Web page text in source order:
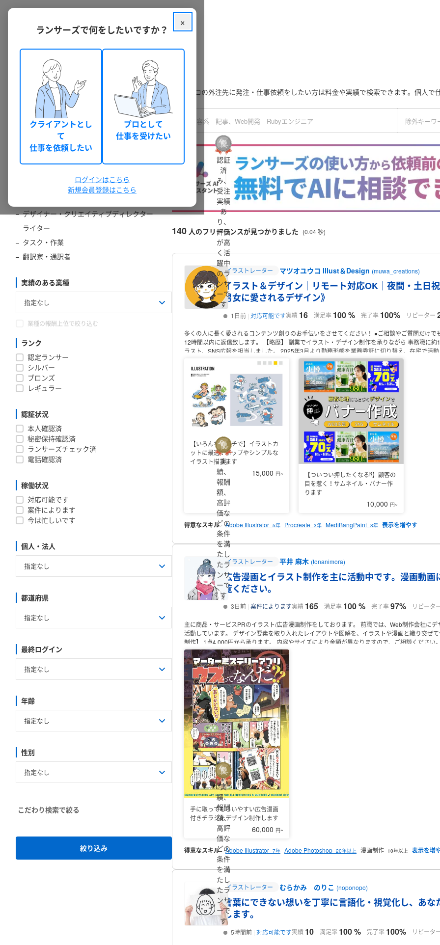
クラウドソーシング ランサーズ フリーランスを探す
ランサーズには、経験豊富なフリーランスが多数在籍。プロの外注先に発注・仕事依頼をしたい方は料金や実績で検索できます。個人で
すべての職種
マーケティング・営業・リサーチ・広報
動画制作・写真撮影・ナレーション
デザイナー・クリエイティブディレクター
ライター
タスク・作業
翻訳家・通訳者
実績のある業種
業種の報酬上位で絞り込む
ランク
認定ランサー
シルバー
ブロンズ
レギュラー
認証状況
本人確認済
秘密保持確認済
ランサーズチェック済
電話確認済
稼働状況
対応可能です
案件によります
今は忙しいです
個人・法人
都道府県
指定なし
岩手県 宮城県
群馬県 埼玉県
新潟県
富山県 石川県 福井県
愛知県
三重県
大阪府 兵庫県
島根県 岡山県 広島県
福岡県
佐賀県 長崎県 熊本県
最終ログイン
年齢
性別
こだわり検索
絞り込み
140 人のフリーランスが見つかりました (0.04 秒)
認証
済
み、
受注
実績
あ
り、
評価
が高
く活
躍中
のラ
ンサ
ーで
す
イラストレーター マツオユウコ Illust＆Design (muwa_creations)
イラスト＆デザイン｜リモート対応OK｜夜間・土日
男女に愛されるデザイン》
1日前 対応可能です実績 16 満足率 100 % 完了率 100% リピーター
多くの人に長く愛されるコンテンツ創りのお手伝いをさせてください！ ●ご相談やご質問だけで
12時間以内に返信致します。
【略歴】 副業でイラスト・デザイン制作を承りながら 事務職に約
ラスト、SNS広報を担当しました。
2025年3月より勤務形態を業務委託に切り替え、在宅で活動
＝＝＝＝＝＝＝＝＝＝＝＝＝＝＝＝＝＝＝＝＝＝＝＝＝＝＝＝＝＝＝＝＝＝＝＝
が描けます！
生活雑貨パッケージ / 情報誌の表紙 / 子ども向けコンテンツの挿絵 /
プー販促動画 / 看板キャラクターのLINEスタンプ /社内向け広報誌イラスト / 社外向けカスハラ注
ゆるキャラ、マスコットキャラ、イメージキャラクターを創りますモチーフ・コンセプト・ネー
ンツのSNS用イラストなど、継続的なご利用も◎（制作実績例）会社の看板マスコットキャラ /
盛り込んだゆるキャラ【デザイン制作】 難しい説明も、見やすくわかりやすく！
ポスター / 生活雑貨パッケージ / ボードゲームのビジュアルデザイン /販売コンテンツ用ヘッダー
職経験を活かした資料作成などのご相談も承ります！（参考）勤務・お取引歴のある業界
県・市町村 / 社会福祉協議会 / 清掃 / 飲食 / 農業 / お土産 / 観光 / メーカー（生活雑貨、ペット商
＝＝＝＝＝＝＝＝＝＝＝＝＝＝＝＝＝
【いろんなタッチで】イラストカ
ットに最適！ポップやシンプルな
イラスト描きます
15,000 円~
【ついつい押したくなる⁉】顧客の
目を惹く！サムネイル・バナー作
ります
10,000 円~
得意なスキル Adobe Illustrator 5年 Procreate 3年 MediBangPaint 8年
実
績、
報酬
額、
高評
価な
どの
条件
を満
たし
たラ
ンサ
ーで
す
イラストレーター 平井 麻木 (tonanimora)
広告漫画とイラスト制作を主に活動中です。漫画動
覧ください。
3日前 案件によります実績 165 満足率 100 % 完了率 97% リピータ
主に商品・サービスPRのイラスト/広告漫画制作をしております。
前職では、Web制作会社に
活動しています。
デザイン要素を取り入れたレイアウトや図解を、イラストや漫画と織り交ぜ
制作】
1点4,000円から承ります。 内容やサイズにより金額が異なりますので、ご相談ください。
30,000円前後2ページ以上ご注文の場合：1ページにつき28,000円前後
につき25,000円前後上記はポートフォリオにあるような通常の絵柄での金額ですが、簡単な絵
省くなどしてお値下げすることも可能ですので、ご相談下さいませ。
ます。簡単な絵柄で良いという場合は、お値下げが可能です。また、影などの処理を少々省く
デザイン制作】表のみの場合、30,000円〜
す。※背景を精密に書く場合は追加料金が発生する場合があります。
いただけましたら幸いです。※守秘義務の都合上、記載できない実績もありますが、個別にはお
軽にご連絡ください。▼活動時間／連絡について
等もご相談ください。連絡は基本的にいつでも可能です。できる限り素早い返信を心がけます
ご了承くださいませ。 他、ご質問等ありましたらお気軽にごお問い合わせください。
手に取ってもらいやすい広告漫画
付きチラシをデザイン制作します
60,000 円~
得意なスキル Adobe Illustrator 7年 Adobe Photoshop 20年以上 漫画制作 10年以上
実
績、
報酬
額、
高評
価な
どの
条件
を満
たし
たラ
ンサ
ーで
す
イラストレーター むらかみ のりこ (noponopo)
言葉にできない想いを丁寧に言語化・視覚化し、あ
します。
5時間前 対応可能です実績 10 満足率 100 % 完了率 100% リピータ
×
ランサーズで何をしたいですか？
クライアントとし
て
仕事を依頼したい
プロとして
仕事を受けたい
ログインはこちら
新規会員登録はこちら